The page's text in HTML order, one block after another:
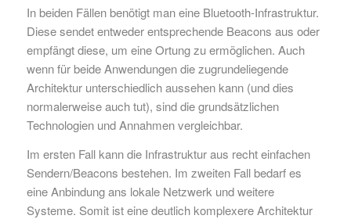
In beiden Fällen benötigt man eine Bluetooth-Infrastruktur.
Diese sendet entweder entsprechende Beacons aus oder
empfängt diese, um eine Ortung zu ermöglichen. Auch
wenn für beide Anwendungen die zugrundeliegende
Architektur unterschiedlich aussehen kann (und dies
normalerweise auch tut), sind die grundsätzlichen
Technologien und Annahmen vergleichbar.
Im ersten Fall kann die Infrastruktur aus recht einfachen
Sendern/Beacons bestehen. Im zweiten Fall bedarf es
eine Anbindung ans lokale Netzwerk und weitere
Systeme. Somit ist eine deutlich komplexere Architektur